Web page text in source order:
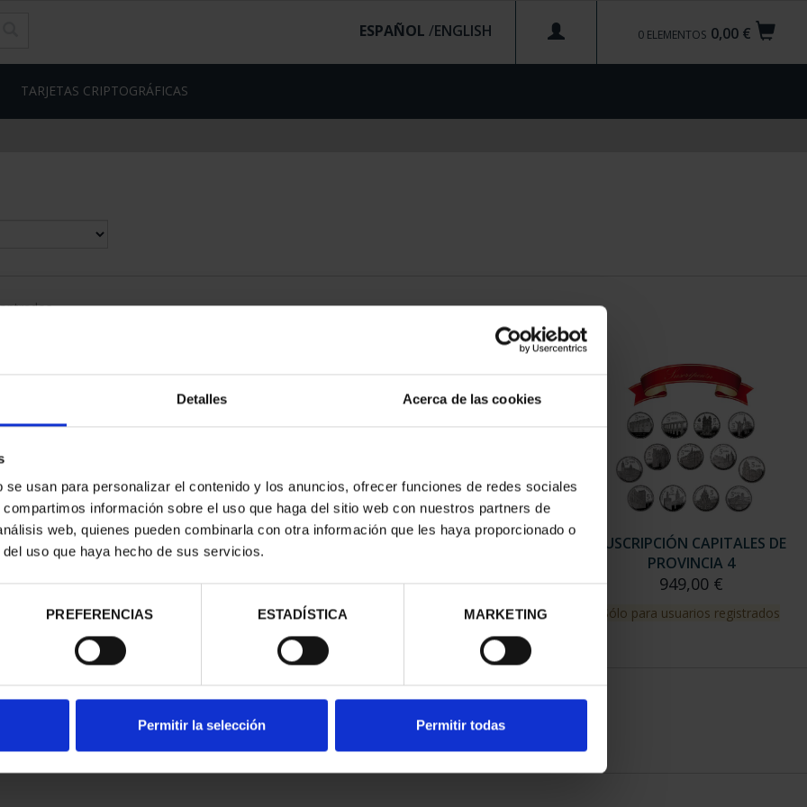
Detalles Acerca de las cookies
usan para personalizar el contenido y los anuncios, ofrecer funciones de redes sociales
información sobre el uso que haga del sitio web con nuestros partners de
web, quienes pueden combinarla con otra información que les haya proporcionado o
uso que haya hecho de sus servicios.
PREFERENCIAS ESTADÍSTICA MARKETING
Permitir la selección Permitir todas
0,00 €
0 ELEMENTOS
ESPAÑOL /
TARJETAS CRIPTOGRÁFICAS
DE
1
€
registrados
SUSCRIPCIÓN CAPITALES DE
PROVINCIA 2
949,00 €
Sólo para usuarios registrados
SUSCRIPCIÓN CAPITALES DE
949,00 €
Sólo para usuarios registrados
SUSCRIPCIÓN CAPITALES DE
PROVINCIA 4
949,00 €
Sólo para usuarios registrados